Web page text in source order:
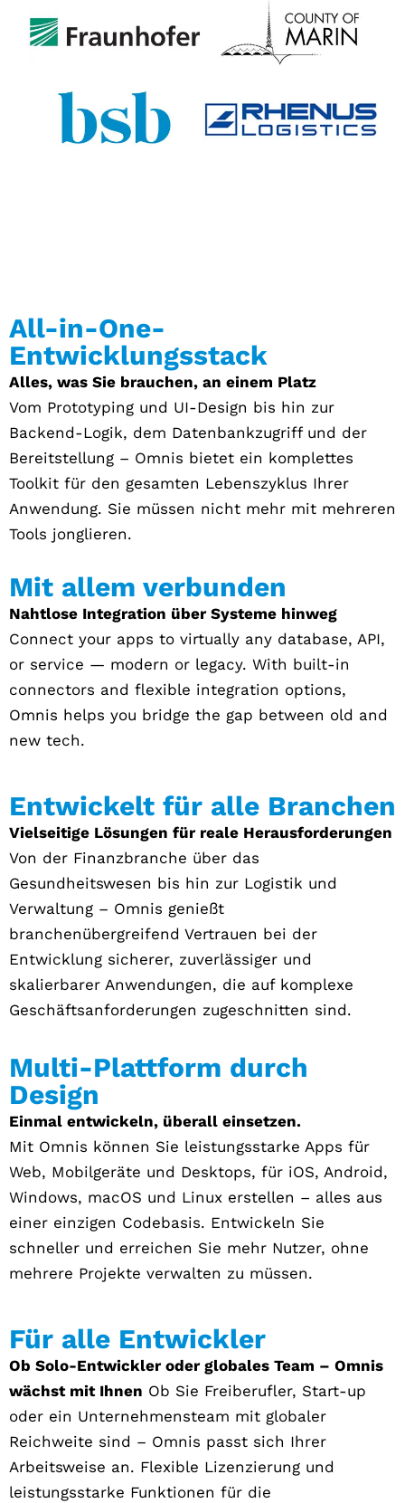
All-in-One-
Entwicklungsstack
Alles, was Sie brauchen, an einem Platz
Vom Prototyping und UI-Design bis hin zur
Backend-Logik, dem Datenbankzugriff und der
Bereitstellung – Omnis bietet ein komplettes
Toolkit für den gesamten Lebenszyklus Ihrer
Anwendung. Sie müssen nicht mehr mit mehreren
Tools jonglieren.
Mit allem verbunden
Nahtlose Integration über Systeme hinweg
Connect your apps to virtually any database, API,
or service — modern or legacy. With built-in
connectors and flexible integration options,
Omnis helps you bridge the gap between old and
new tech.
Entwickelt für alle Branchen
Vielseitige Lösungen für reale Herausforderungen
Von der Finanzbranche über das
Gesundheitswesen bis hin zur Logistik und
Verwaltung – Omnis genießt
branchenübergreifend Vertrauen bei der
Entwicklung sicherer, zuverlässiger und
skalierbarer Anwendungen, die auf komplexe
Geschäftsanforderungen zugeschnitten sind.
Multi-Plattform durch
Design
Einmal entwickeln, überall einsetzen.
Mit Omnis können Sie leistungsstarke Apps für
Web, Mobilgeräte und Desktops, für iOS, Android,
Windows, macOS und Linux erstellen – alles aus
einer einzigen Codebasis. Entwickeln Sie
schneller und erreichen Sie mehr Nutzer, ohne
mehrere Projekte verwalten zu müssen.
Für alle Entwickler
Ob Solo-Entwickler oder globales Team – Omnis
wächst mit Ihnen Ob Sie Freiberufler, Start-up
oder ein Unternehmensteam mit globaler
Reichweite sind – Omnis passt sich Ihrer
Arbeitsweise an. Flexible Lizenzierung und
leistungsstarke Funktionen für die